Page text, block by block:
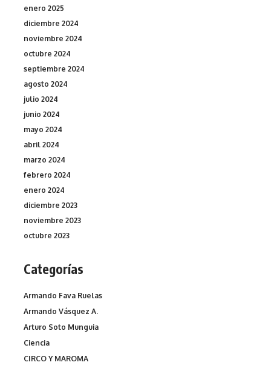
enero 2025
diciembre 2024
noviembre 2024
octubre 2024
septiembre 2024
agosto 2024
julio 2024
junio 2024
mayo 2024
abril 2024
marzo 2024
febrero 2024
enero 2024
diciembre 2023
noviembre 2023
octubre 2023
Categorías
Armando Fava Ruelas
Armando Vásquez A.
Arturo Soto Munguia
Ciencia
CIRCO Y MAROMA